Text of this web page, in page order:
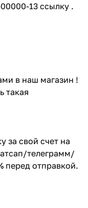
13 ссылку .
в наш магазин !
такая
за свой счет на
телеграмм/
перед отправкой.